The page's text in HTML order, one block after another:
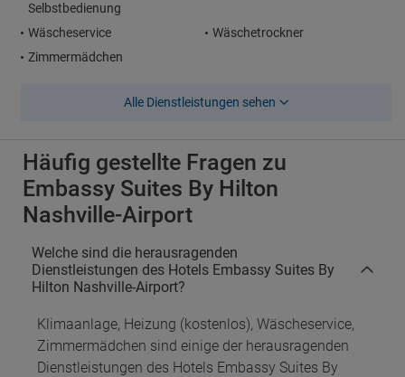
Selbstbedienung
Wäscheservice
Wäschetrockner
Zimmermädchen
Alle Dienstleistungen sehen
Häufig gestellte Fragen zu
Embassy Suites By Hilton
Nashville-Airport
Welche sind die herausragenden
Dienstleistungen des Hotels Embassy Suites By
Hilton Nashville-Airport?
Klimaanlage, Heizung (kostenlos), Wäscheservice,
Zimmermädchen sind einige der herausragenden
Dienstleistungen des Hotels Embassy Suites By